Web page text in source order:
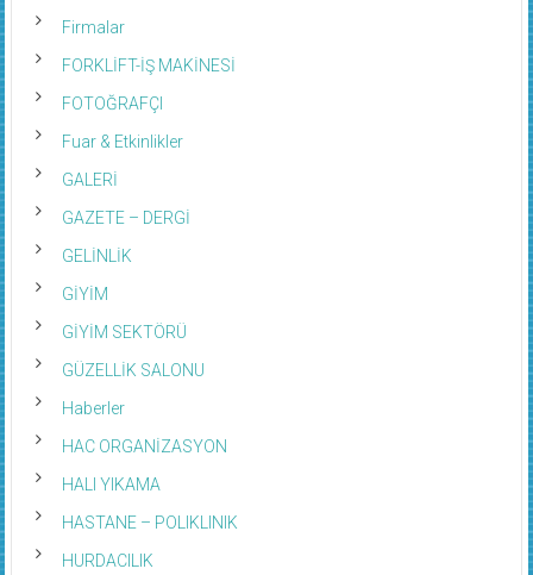
Firmalar
FORKLİFT-İŞ MAKİNESİ
FOTOĞRAFÇI
Fuar & Etkinlikler
GALERİ
GAZETE – DERGİ
GELİNLİK
GİYİM
GİYİM SEKTÖRÜ
GÜZELLİK SALONU
Haberler
HAC ORGANİZASYON
HALI YIKAMA
HASTANE – POLIKLINIK
HURDACILIK